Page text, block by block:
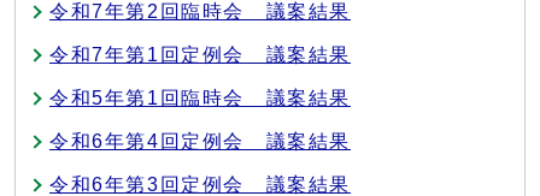
令和7年第2回臨時会 議案結果
令和7年第1回定例会 議案結果
令和5年第1回臨時会 議案結果
令和6年第4回定例会 議案結果
令和6年第3回定例会 議案結果